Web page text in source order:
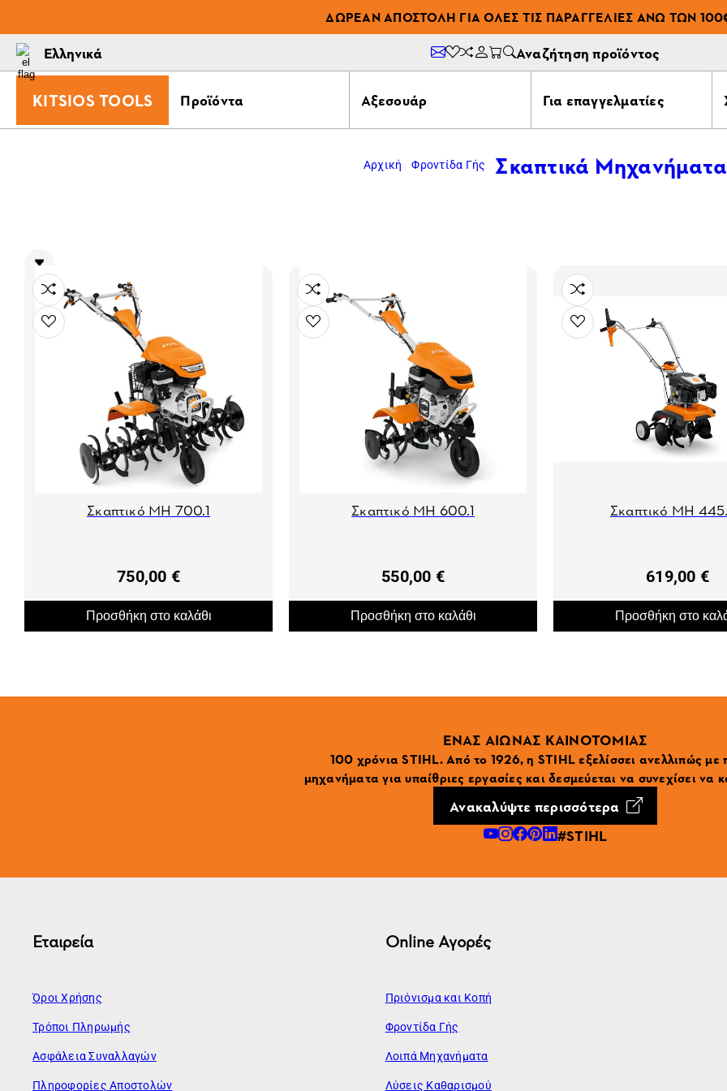
ΔΩΡΕΆΝ ΑΠΟΣΤΟΛΉ ΓΙΑ ΌΛΕΣ ΤΙΣ ΠΑΡΑΓΓΕΛΊΕΣ ΆΝΩ ΤΩΝ
Ελληνικά Αναζήτηση προϊόντος
KITSIOS TOOLS Προϊόντα Αξεσουάρ Για επαγγελματίες
Αρχική Φροντίδα Γής Σκαπτικά Μηχανήματα
Σκαπτικό MH 700.1
750,00 €
Προσθήκη στο καλάθι
Σκαπτικό MH 600.1
550,00 €
Προσθήκη στο καλάθι
Σκαπτικό MH
619,00 €
Προσθήκη στο
ΕΝΑΣ ΑΙΩΝΑΣ ΚΑΙΝΟΤΟΜΙΑΣ
100 χρόνια STIHL. Από το 1926, η STIHL εξελίσσει ανελλιπώς με
μηχανήματα για υπαίθριες εργασίες και δεσμεύεται να συνεχίσει να
Ανακαλύψτε περισσότερα
#STIHL
Εταιρεία
Όροι Χρήσης
Τρόποι Πληρωμής
Ασφάλεια Συναλλαγών
Πληροφορίες Αποστολών
Online Αγορές
Πριόνισμα και Κοπή
Φροντίδα Γής
Λοιπά Μηχανήματα
Λύσεις Καθαρισμού